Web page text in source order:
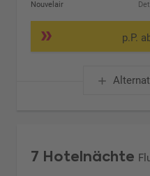
Nouvelair
p.P.
7 Hotelnächte